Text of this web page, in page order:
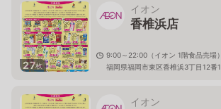
27枚
イオン
香椎浜店
9:00～22:00（イオン 1階食品売場）
福岡県福岡市東区香椎浜3丁目12番1
イオン